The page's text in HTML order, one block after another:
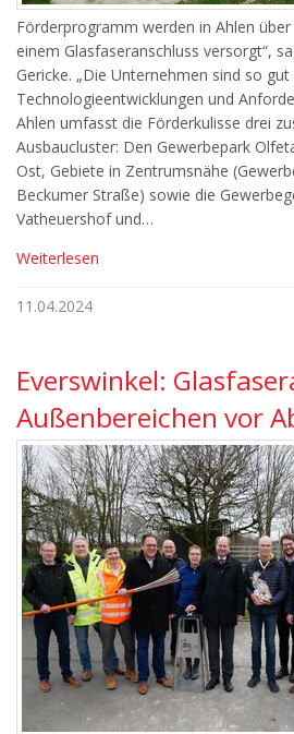
Förderprogramm werden in Ahlen
einem Glasfaseranschluss versorgt“,
Gericke. „Die Unternehmen sind so
Technologieentwicklungen und
Ahlen umfasst die Förderkulisse drei
Ausbaucluster: Den Gewerbepark
Ost, Gebiete in Zentrumsnähe
Beckumer Straße) sowie die
Vatheuershof und…
Weiterlesen
11.04.2024
Everswinkel:
Außenbereichen vor